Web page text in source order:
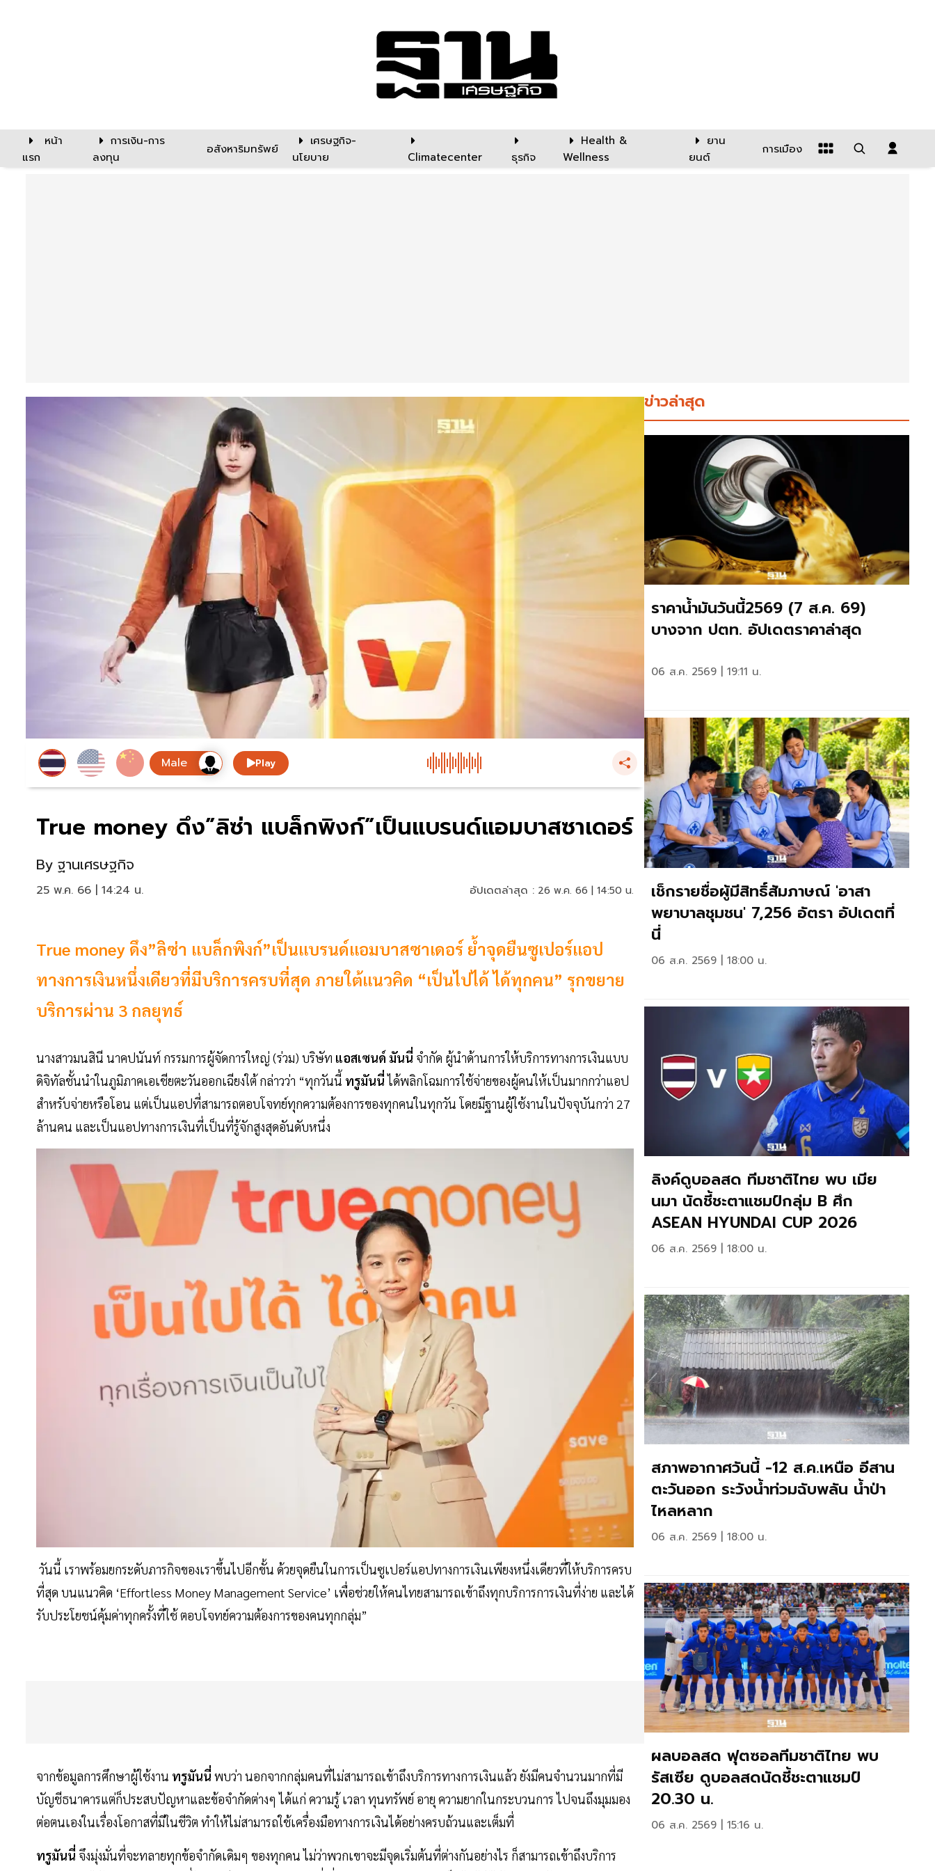
หน้า
แรก
การเงิน-การ
ลงทุน
อสังหาริมทรัพย์
เศรษฐกิจ-
นโยบาย
Climatecenter ธุรกิจ
Health &
Wellness
ยาน
ยนต์
การเมือง
Play
True money ดึง”ลิซ่า แบล็กพิงก์”เป็นแบรนด์แอมบาสซาเดอร์
By ฐานเศรษฐกิจ
25 พ.ค. 66 | 14:24 น. อัปเดตล่าสุด : 26 พ.ค. 66 | 14:50 น.
True money ดึง”ลิซ่า แบล็กพิงก์”เป็นแบรนด์แอมบาสซาเดอร์ ย้ำจุดยืนซูเปอร์แอป
ทางการเงินหนึ่งเดียวที่มีบริการครบที่สุด ภายใต้แนวคิด “เป็นไปได้ ได้ทุกคน” รุกขยาย
บริการผ่าน 3 กลยุทธ์
นางสาวมนสินี นาคปนันท์ กรรมการผู้จัดการใหญ่ (ร่วม) บริษัท แอสเซนด์ มันนี่ จำกัด ผู้นำด้านการให้บริการทางการเงินแบบ
ดิจิทัลชั้นนำในภูมิภาคเอเชียตะวันออกเฉียงใต้ กล่าวว่า “ทุกวันนี้ ทรูมันนี่ได้พลิกโฉมการใช้จ่ายของผู้คนให้เป็นมากกว่าแอป
สำหรับจ่ายหรือโอน แต่เป็นแอปที่สามารถตอบโจทย์ทุกความต้องการของทุกคนในทุกวัน โดยมีฐานผู้ใช้งานในปัจจุบันกว่า 27
ล้านคน และเป็นแอปทางการเงินที่เป็นที่รู้จักสูงสุดอันดับหนึ่ง
วันนี้ เราพร้อมยกระดับภารกิจของเราขึ้นไปอีกขั้น ด้วยจุดยืนในการเป็นซูเปอร์แอปทางการเงินเพียงหนึ่งเดียวที่ให้บริการครบ
ที่สุด บนแนวคิด ‘Effortless Money Management Service’ เพื่อช่วยให้คนไทยสามารถเข้าถึงทุกบริการการเงินที่ง่าย และได้
รับประโยชน์คุ้มค่าทุกครั้งที่ใช้ ตอบโจทย์ความต้องการของคนทุกกลุ่ม”
จากข้อมูลการศึกษาผู้ใช้งาน ทรูมันนี่ พบว่า นอกจากกลุ่มคนที่ไม่สามารถเข้าถึงบริการทางการเงินแล้ว ยังมีคนจำนวนมากที่มี
บัญชีธนาคารแต่ก็ประสบปัญหาและข้อจำกัดต่างๆ ได้แก่ ความรู้ เวลา ทุนทรัพย์ อายุ ความยากในกระบวนการ ไปจนถึงมุมมอง
ต่อตนเองในเรื่องโอกาสที่มีในชีวิต ทำให้ไม่สามารถใช้เครื่องมือทางการเงินได้อย่างครบถ้วนและเต็มที่
ทรูมันนี่ จึงมุ่งมั่นที่จะทลายทุกข้อจำกัดเดิมๆ ของทุกคน ไม่ว่าพวกเขาจะมีจุดเริ่มต้นที่ต่างกันอย่างไร ก็สามารถเข้าถึงบริการ
ข่าวล่าสุด
ราคาน้ำมันวันนี้2569 (7 ส.ค. 69)
บางจาก ปตท. อัปเดตราคาล่าสุด
06 ส.ค. 2569 | 19:11 น.
เช็กรายชื่อผู้มีสิทธิ์สัมภาษณ์ 'อาสา
พยาบาลชุมชน' 7,256 อัตรา อัปเดตที่
นี่
06 ส.ค. 2569 | 18:00 น.
ลิงค์ดูบอลสด ทีมชาติไทย พบ เมีย
นมา นัดชี้ชะตาแชมป์กลุ่ม B ศึก
ASEAN HYUNDAI CUP 2026
06 ส.ค. 2569 | 18:00 น.
สภาพอากาศวันนี้ -12 ส.ค.เหนือ อีสาน
ตะวันออก ระวังน้ำท่วมฉับพลัน น้ำป่า
ไหลหลาก
06 ส.ค. 2569 | 18:00 น.
ผลบอลสด ฟุตซอลทีมชาติไทย พบ
รัสเซีย ดูบอลสดนัดชี้ชะตาแชมป์
20.30 น.
06 ส.ค. 2569 | 15:16 น.